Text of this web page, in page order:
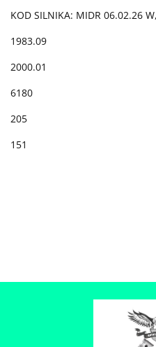
KOD SILNIKA: MIDR 06.02.26
1983.09
2000.01
6180
205
151